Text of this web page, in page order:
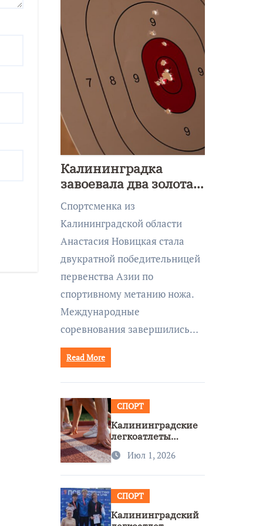
Калининградка
завоевала два золота
первенства Азии по
метанию ножа
Спортсменка из
Калининградской области
Анастасия Новицкая стала
двукратной победительницей
первенства Азии по
спортивному метанию ножа.
Международные
соревнования завершились…
Read More
СПОРТ
Калининградские
легкоатлеты
бронзы на
Июл 1, 2026
СПОРТ
Калининградский